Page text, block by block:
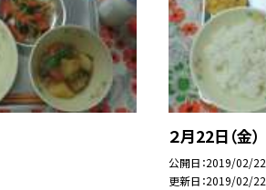
２月22日（金）
公開日 2019/02/22
更新日 2019/02/22